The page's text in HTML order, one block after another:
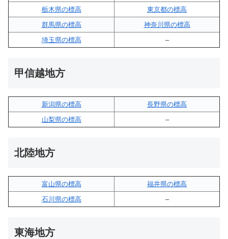
栃木県の標高
東京都の標高
群馬県の標高
神奈川県の標高
埼玉県の標高
–
甲信越地方
新潟県の標高
長野県の標高
山梨県の標高
–
北陸地方
富山県の標高
福井県の標高
石川県の標高
–
東海地方